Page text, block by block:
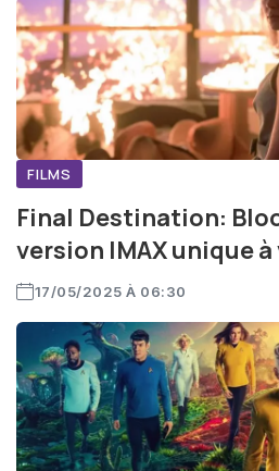
FILMS
Final Destination:
version IMAX unique
17/05/2025 À 06:30